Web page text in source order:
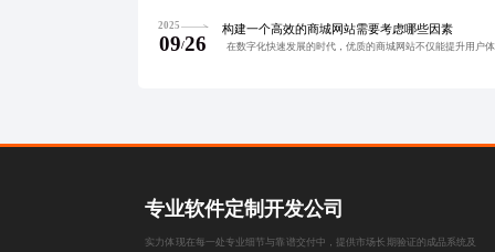
2025
09/26
构建一个高效的商城网站需要考虑哪些因素
专业软件定制开发公司
实力体现在每一处专业细节与靠谱交付中，提供市场长期验证的成品系统及